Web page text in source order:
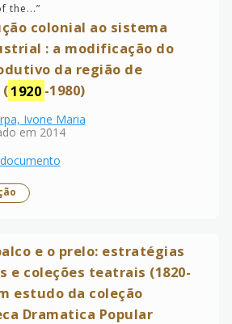
the...”
colonial ao sistema
: a modificação do
da região de
(1920 -1980)
Ivone Maria
em 2014
e o prelo: estratégias
e coleções teatrais (1820-
estudo da coleção
Dramatica Popular